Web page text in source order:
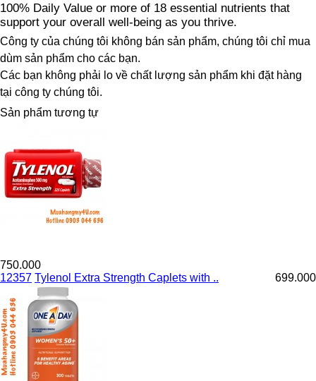
100% Daily Value or more of 18 essential nutrients that
support your overall well-being as you thrive.
Công ty của chúng tôi không bán sản phẩm, chúng tôi chỉ mua
dùm sản phẩm cho các bạn.
Các bạn không phải lo về chất lượng sản phẩm khi đặt hàng
tại công ty chúng tôi.
Sản phẩm tương tự
750.000
699.000
12357 Tylenol Extra Strength Caplets with ..